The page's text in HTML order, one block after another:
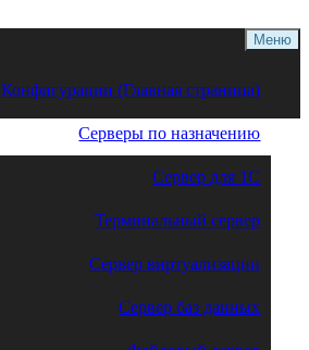
Меню
Конфигурации (Главная страница)
Серверы по назначению
Сервер для 1С
Терминальный сервер
Сервер виртуализации
Сервер баз данных